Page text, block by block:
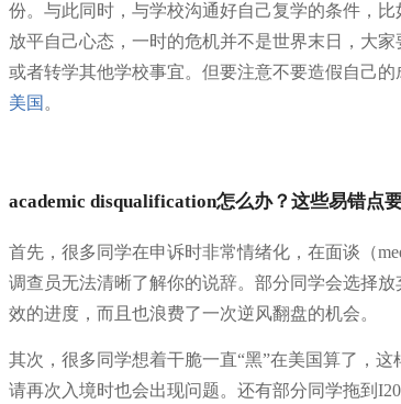
份。与此同时，与学校沟通好自己复学的条件，
放平自己心态，一时的危机并不是世界末日，大
或者转学其他学校事宜。但要注意不要造假自己
美国 。
academic disqualification怎么办？这些易错点
首先，很多同学在申诉时非常情绪化，在面谈（
调查员无法清晰了解你的说辞。部分同学会选择
效的进度，而且也浪费了一次逆风翻盘的机会。
其次，很多同学想着干脆一直“黑”在美国算了，
请再次入境时也会出现问题。还有部分同学拖到